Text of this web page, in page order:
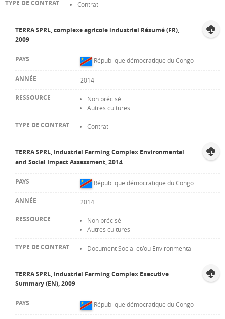
Contrat
TERRA SPRL, complexe agricole industriel Résumé (FR),
2009
République démocratique du Congo
2014
Non précisé
Autres cultures
Contrat
TERRA SPRL, Industrial Farming Complex Environmental
and Social Impact Assessment, 2014
République démocratique du Congo
2014
Non précisé
Autres cultures
Document Social et/ou Environmental
TERRA SPRL, Industrial Farming Complex Executive
Summary (EN), 2009
République démocratique du Congo